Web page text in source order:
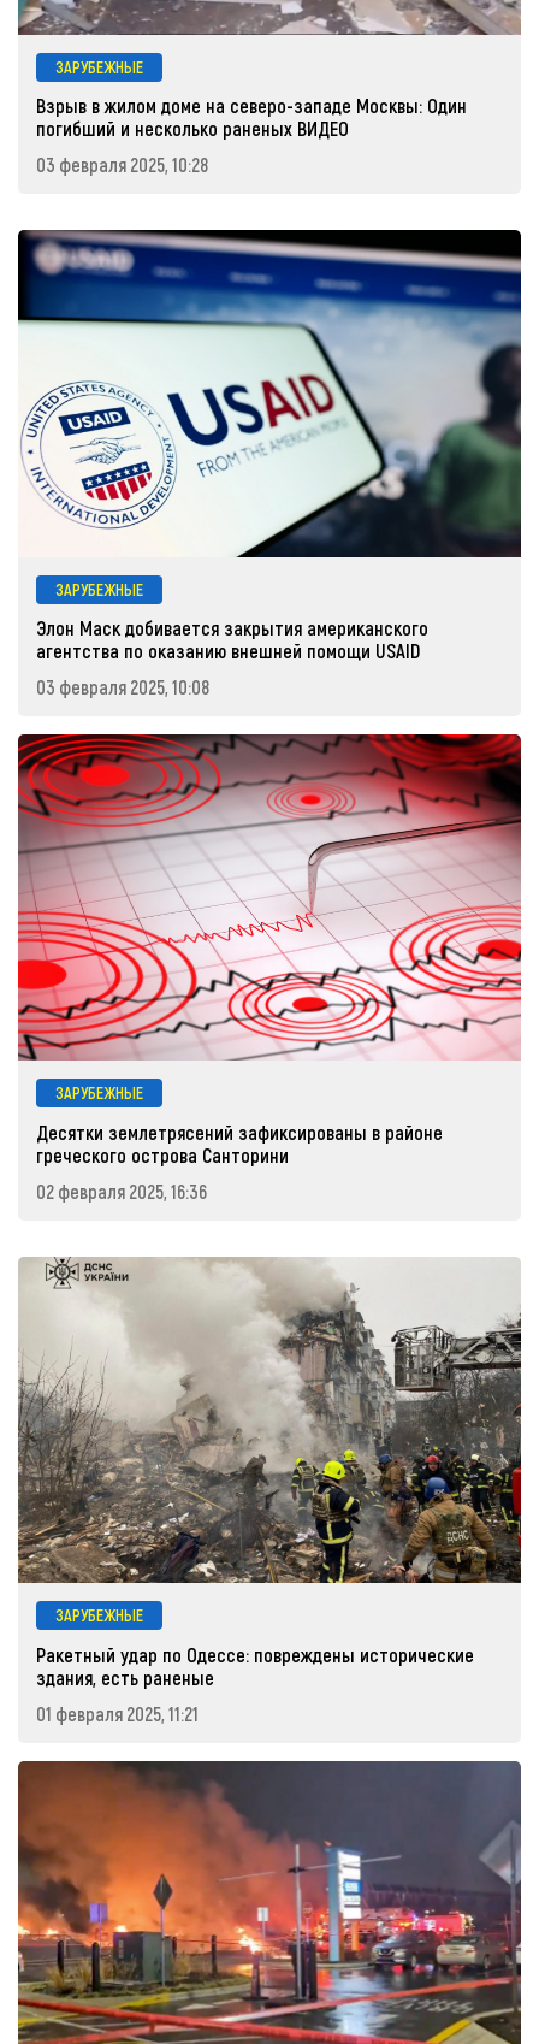
ЗАРУБЕЖНЫЕ
Взрыв в жилом доме на северо-западе Москвы: Один
погибший и несколько раненых ВИДЕО
03 февраля 2025, 10:28
ЗАРУБЕЖНЫЕ
Элон Маск добивается закрытия американского
агентства по оказанию внешней помощи USAID
03 февраля 2025, 10:08
ЗАРУБЕЖНЫЕ
Десятки землетрясений зафиксированы в районе
греческого острова Санторини
02 февраля 2025, 16:36
ЗАРУБЕЖНЫЕ
Ракетный удар по Одессе: повреждены исторические
здания, есть раненые
01 февраля 2025, 11:21